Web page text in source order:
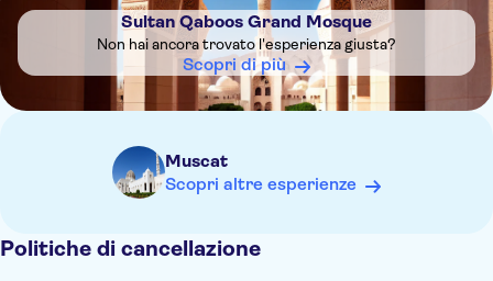
Sultan Qaboos Grand Mosque
Non hai ancora trovato l'esperienza giusta?
Scopri di più
Muscat
Scopri altre esperienze
Politiche di cancellazione